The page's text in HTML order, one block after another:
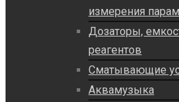
измерения
Дозаторы,
реагентов
Сматывающие
Аквамузыка